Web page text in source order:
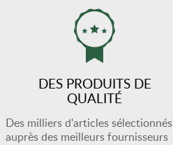
DES PRODUITS DE
QUALITÉ
Des milliers d'articles sélectionnés
auprès des meilleurs fournisseurs